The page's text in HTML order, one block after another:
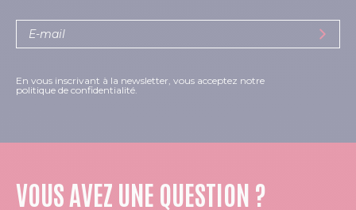
En vous inscrivant à la newsletter, vous acceptez notre
politique de confidentialité.
VOUS AVEZ UNE QUESTION ?